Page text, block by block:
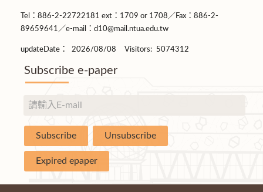
Tel：886-2-22722181 ext：1709 or 1708／Fax：886-2-
89659641／e-mail：d10@mail.ntua.edu.tw
updateDate： 2026/08/08 Visitors: 5074312
Subscribe e-paper